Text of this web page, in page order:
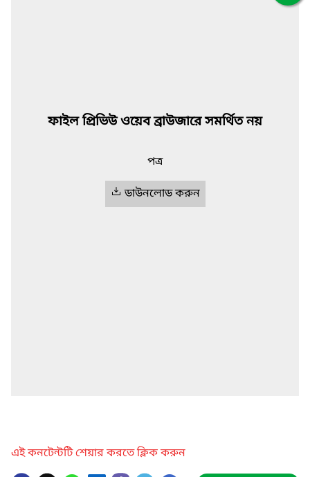
ফাইল প্রিভিউ ওয়েব ব্রাউজারে সমর্থিত নয়
পত্র
ডাউনলোড করুন
এই কনটেন্টটি শেয়ার করতে ক্লিক করুন